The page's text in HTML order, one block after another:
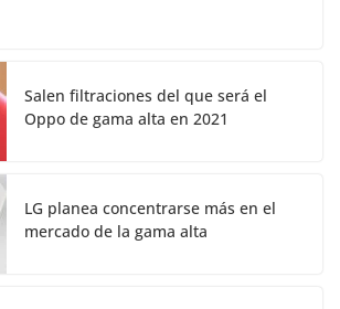
Salen filtraciones del que será el
Oppo de gama alta en 2021
LG planea concentrarse más en el
mercado de la gama alta